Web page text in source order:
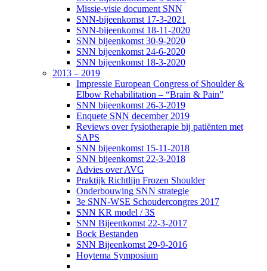
Missie-visie document SNN
SNN-bijeenkomst 17-3-2021
SNN-bijeenkomst 18-11-2020
SNN bijeenkomst 30-9-2020
SNN bijeenkomst 24-6-2020
SNN bijeenkomst 18-3-2020
2013 – 2019
Impressie European Congress of Shoulder &
Elbow Rehabilitation – “Brain & Pain”
SNN bijeenkomst 26-3-2019
Enquete SNN december 2019
Reviews over fysiotherapie bij patiënten met
SAPS
SNN bijeenkomst 15-11-2018
SNN bijeenkomst 22-3-2018
Advies over AVG
Praktijk Richtlijn Frozen Shoulder
Onderbouwing SNN strategie
3e SNN-WSE Schoudercongres 2017
SNN KR model / 3S
SNN Bijeenkomst 22-3-2017
Bock Bestanden
SNN Bijeenkomst 29-9-2016
Hoytema Symposium